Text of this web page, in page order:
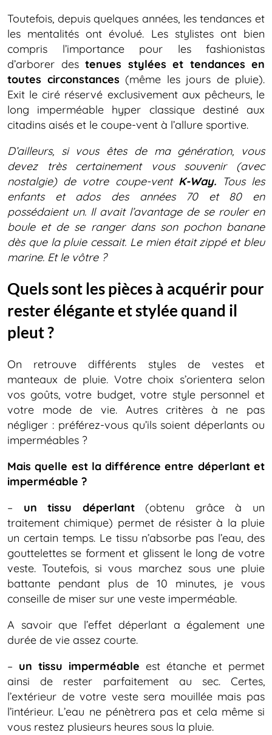
Toutefois, depuis quelques années, les tendances et
les mentalités ont évolué. Les stylistes ont bien
compris l’importance pour les fashionistas
d’arborer des tenues stylées et tendances en
toutes circonstances (même les jours de pluie).
Exit le ciré réservé exclusivement aux pêcheurs, le
long imperméable hyper classique destiné aux
citadins aisés et le coupe-vent à l’allure sportive.
D’ailleurs, si vous êtes de ma génération, vous
devez très certainement vous souvenir (avec
nostalgie) de votre coupe-vent K-Way.Tous les
enfants et ados des années 70 et 80 en
possédaient un. Il avait l’avantage de se rouler en
boule et de se ranger dans son pochon banane
dès que la pluie cessait. Le mien était zippé et bleu
marine. Et le vôtre ?
Quels sont les pièces à acquérir pour
rester élégante et stylée quand il
pleut ?
On retrouve différents styles de vestes et
manteaux de pluie. Votre choix s’orientera selon
vos goûts, votre budget, votre style personnel et
votre mode de vie. Autres critères à ne pas
négliger : préférez-vous qu’ils soient déperlants ou
imperméables ?
Mais quelle est la différence entre déperlant et
imperméable ?
– un tissu déperlant(obtenu grâce à un
traitement chimique) permet de résister à la pluie
un certain temps. Le tissu n’absorbe pas l’eau, des
gouttelettes se forment et glissent le long de votre
veste. Toutefois, si vous marchez sous une pluie
battante pendant plus de 10 minutes, je vous
conseille de miser sur une veste imperméable.
A savoir que l’effet déperlant a également une
durée de vie assez courte.
– un tissu imperméable est étanche et permet
ainsi de rester parfaitement au sec. Certes,
l’extérieur de votre veste sera mouillée mais pas
l’intérieur. L’eau ne pénètrera pas et cela même si
vous restez plusieurs heures sous la pluie.